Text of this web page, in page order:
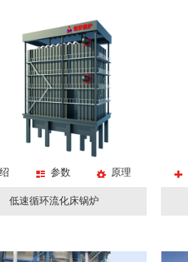
储气罐
参数 原理
低速循环流化床锅炉